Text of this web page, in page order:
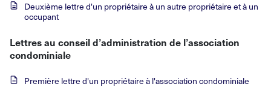
Deuxième lettre d'un propriétaire à un autre propriétaire et à un
occupant
Lettres au conseil d’administration de l’association
condominiale
Première lettre d'un propriétaire à l'association condominiale